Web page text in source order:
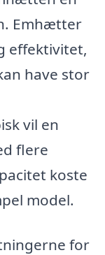
Emhætter
effektivitet,
have stor
vil en
flere
koste
model.
for